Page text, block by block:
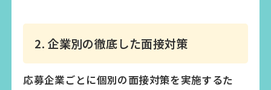
2. 企業別の徹底した面接対策
応募企業ごとに個別の面接対策を実施するた